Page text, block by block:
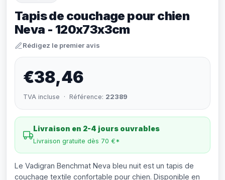
Tapis de couchage pour chien
Neva - 120x73x3cm
Rédigez le premier avis
€38,46
TVA incluse · Référence: 22389
Livraison en 2-4 jours ouvrables
Livraison gratuite dès 70 €*
Le Vadigran Benchmat Neva bleu nuit est un tapis de
couchage textile confortable pour chien. Disponible en